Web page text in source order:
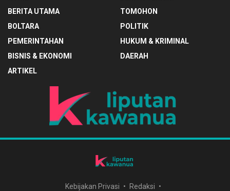
BERITA UTAMA
TOMOHON
BOLTARA
POLITIK
PEMERINTAHAN
HUKUM & KRIMINAL
BISNIS & EKONOMI
DAERAH
ARTIKEL
Kebijakan Privasi
Redaksi